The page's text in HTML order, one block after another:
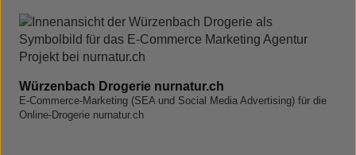
Würzenbach Drogerie nurnatur.ch
E-Commerce-Marketing (SEA und Social Media Advertising) für die
Online-Drogerie nurnatur.ch